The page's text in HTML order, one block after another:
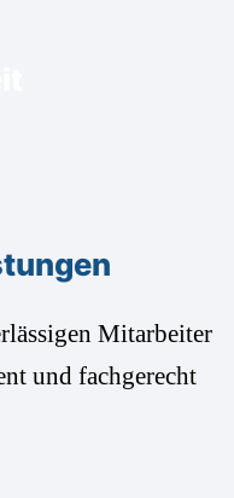
Mitarbeiter
und fachgerecht